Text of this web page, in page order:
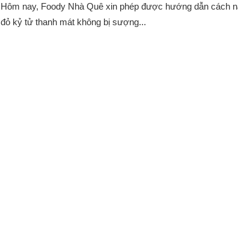
Hôm nay, Foody Nhà Quê xin phép được hướng dẫn cách
đỏ kỷ tử thanh mát không bị sượng...